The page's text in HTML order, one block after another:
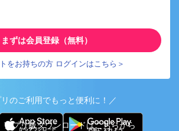
まずは会員登録（無料）
をお持ちの方 ログインはこちら＞
リのご利用でもっと便利に！／
アプリ版ダウンロードはこちらから